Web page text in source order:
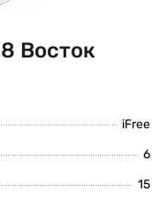
Восток
iFree
6
15